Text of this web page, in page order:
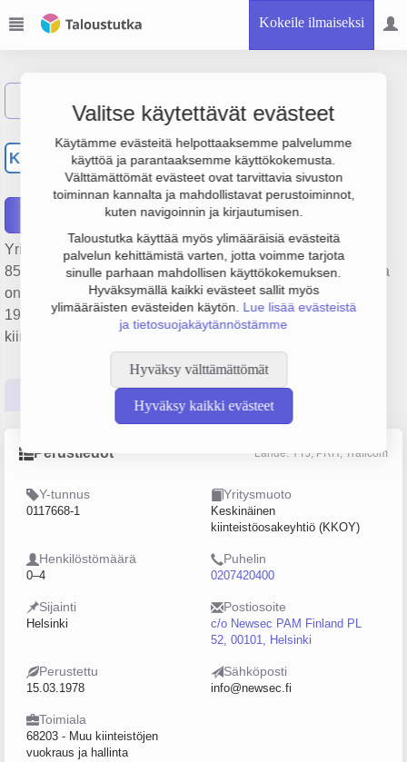
Kokeile ilmaiseksi
Valitse käytettävät evästeet
Käytämme evästeitä helpottaaksemme palvelumme
käyttöä ja parantaaksemme käyttökokemusta.
Välttämättömät evästeet ovat tarvittavia sivuston
toiminnan kannalta ja mahdollistavat perustoiminnot,
kuten navigoinnin ja kirjautumisen.
Taloustutka käyttää myös ylimääräisiä evästeitä
palvelun kehittämistä varten, jotta voimme tarjota
sinulle parhaan mahdollisen käyttökokemuksen.
Hyväksymällä kaikki evästeet sallit myös
ylimääräisten evästeiden käytön. Lue lisää evästeistä
ja tietosuojakäytännöstämme
Hyväksy välttämättömät
Hyväksy kaikki evästeet
KH
Kiinteistö Oy Helsingin
Eteläranta 8
Yrityksen Kiinteistö Oy Helsingin Eteläranta 8 liikevaihto on
853 000 €, tulos 41 € ja henkilöstömäärä 0. Sen päätoimiala
on Muu kiinteistöjen vuokraus ja hallinta, perustamisvuosi
1978 ja sijainti Helsinki. Yrityksen yhtiömuoto Keskinäinen
kiinteistöosakeyhtiö (KKOY).
Päättäjätiedot
Perustiedot Lähde: YTJ, PRH, Traficom
Y-tunnus
0117668-1
Yritysmuoto
Keskinäinen
kiinteistöosakeyhtiö (KKOY)
Henkilöstömäärä
0–4
Puhelin
0207420400
Sijainti
Helsinki
Postiosoite
c/o Newsec PAM Finland PL
52, 00101, Helsinki
Perustettu
15.03.1978
Sähköposti
info@newsec.fi
Toimiala
68203 - Muu kiinteistöjen
vuokraus ja hallinta